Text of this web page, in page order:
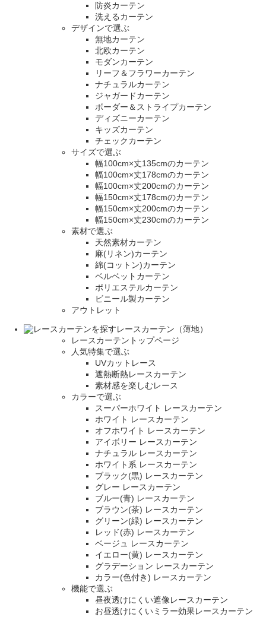
防炎カーテン
洗えるカーテン
デザインで選ぶ
無地カーテン
北欧カーテン
モダンカーテン
リーフ＆フラワーカーテン
ナチュラルカーテン
ジャガードカーテン
ボーダー＆ストライプカーテン
ディズニーカーテン
キッズカーテン
チェックカーテン
サイズで選ぶ
幅100cm×丈135cmのカーテン
幅100cm×丈178cmのカーテン
幅100cm×丈200cmのカーテン
幅150cm×丈178cmのカーテン
幅150cm×丈200cmのカーテン
幅150cm×丈230cmのカーテン
素材で選ぶ
天然素材カーテン
麻(リネン)カーテン
綿(コットン)カーテン
ベルベットカーテン
ポリエステルカーテン
ビニール製カーテン
アウトレット
レースカーテン（薄地）
レースカーテントップページ
人気特集で選ぶ
UVカットレース
遮熱断熱レースカーテン
素材感を楽しむレース
カラーで選ぶ
スーパーホワイト レースカーテン
ホワイト レースカーテン
オフホワイト レースカーテン
アイボリー レースカーテン
ナチュラル レースカーテン
ホワイト系 レースカーテン
ブラック(黒) レースカーテン
グレー レースカーテン
ブルー(青) レースカーテン
ブラウン(茶) レースカーテン
グリーン(緑) レースカーテン
レッド(赤) レースカーテン
ベージュ レースカーテン
イエロー(黄) レースカーテン
グラデーション レースカーテン
カラー(色付き) レースカーテン
機能で選ぶ
昼夜透けにくい遮像レースカーテン
お昼透けにくいミラー効果レースカーテン